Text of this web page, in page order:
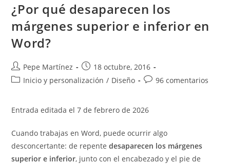
¿Por qué desaparecen los
márgenes superior e inferior en
Word?
Autor
de
Pepe Martínez
Publicación
de
18 octubre, 2016
Categoría
entrada:
Inicio y personalización / Diseño
Comentarios
entrada:
96 comentarios
Entrada editada el 7 de febrero de 2026
Cuando trabajas en Word, puede ocurrir algo
desconcertante: de repentedesaparecen los márgenes
superior e inferior, junto con el encabezado y el pie de